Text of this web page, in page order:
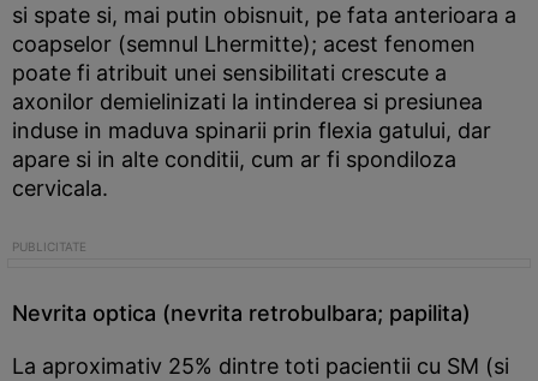
si spate si, mai putin obisnuit, pe fata anterioara a
coapselor (semnul Lhermitte); acest fenomen
poate fi atribuit unei sensibilitati crescute a
axonilor demielinizati la intinderea si presiunea
induse in maduva spinarii prin flexia gatului, dar
apare si in alte conditii, cum ar fi spondiloza
cervicala.
Nevrita optica (nevrita retrobulbara; papilita)
La aproximativ 25% dintre toti pacientii cu SM (si